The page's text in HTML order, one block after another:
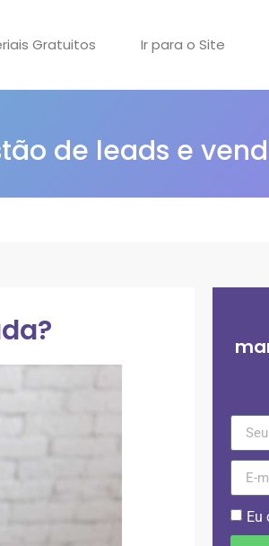
Gratuitos Ir para o Site
de leads e
Eu